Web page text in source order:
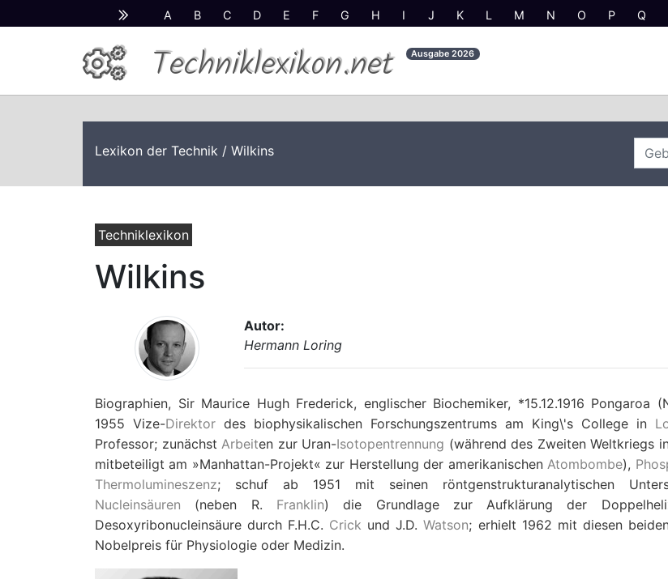
A B C D E F G H I J K L M N O P Q
Techniklexikon.net Ausgabe2026
Lexikon der Technik / Wilkins
Techniklexikon
Wilkins
Autor:
Hermann Loring
Biographien, Sir Maurice Hugh Frederick, englischer Biochemiker, *15.12.1916 Pongaroa
1955 Vize-Direktor des biophysikalischen Forschungszentrums am King\'s College in
Professor; zunächstArbeiten zur Uran-Isotopentrennung (während des Zweiten Weltkriegs
mitbeteiligt am »Manhattan-Projekt« zur Herstellung der amerikanischenAtombombe),
Thermolumineszenz; schuf ab 1951 mit seinen röntgenstrukturanalytischen
Nucleinsäuren (neben R. Franklin) die Grundlage zur Aufklärung der
Desoxyribonucleinsäure durch F.H.C. Crick und J.D.Watson; erhielt 1962 mit diesen
Nobelpreis für Physiologie oder Medizin.